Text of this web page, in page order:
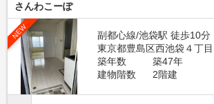
さんわこーぽ
NEW
副都心線/池袋駅 徒歩10分
東京都豊島区西池袋４丁目
築年数
築47年
建物階数
2階建